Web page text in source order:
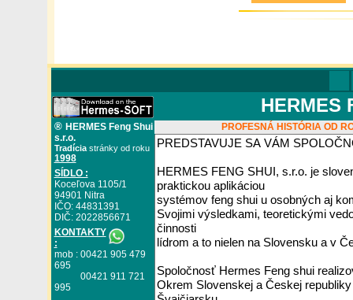
® HERMES Feng Shui
s.r.o.
Tradíciastránky od roku
1998
SÍDLO :
Koceľova 1105/1
94901 Nitra
IČO: 44831391
DIČ: 2022856671
KONTAKTY
:
mob : 00421 905 479
695
00421 911 721
995
HERMES
PROFESNÁ HISTÓRIA OD